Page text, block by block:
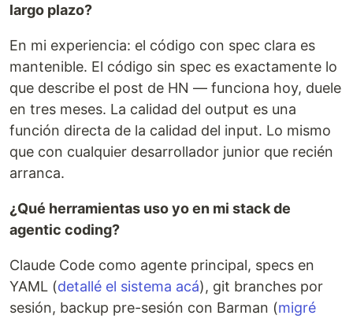
largo plazo?
En mi experiencia: el código con spec clara es
mantenible. El código sin spec es exactamente lo
que describe el post de HN — funciona hoy, duele
en tres meses. La calidad del output es una
función directa de la calidad del input. Lo mismo
que con cualquier desarrollador junior que recién
arranca.
¿Qué herramientas uso yo en mi stack de
agentic coding?
Claude Code como agente principal, specs en
YAML (detallé el sistema acá), git branches por
sesión, backup pre-sesión con Barman (migré